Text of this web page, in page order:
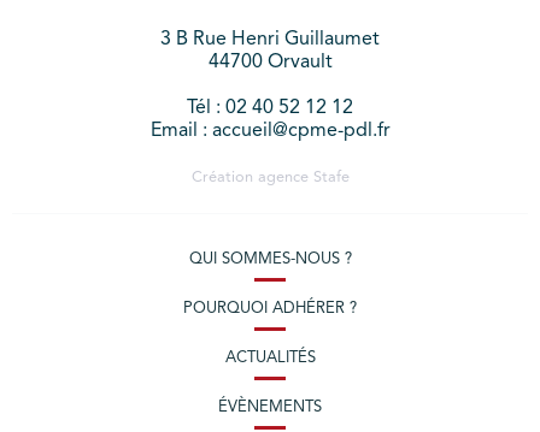
3 B Rue Henri Guillaumet
44700 Orvault
Tél : 02 40 52 12 12
Email : accueil@cpme-pdl.fr
Création agence Stafe
QUI SOMMES-NOUS ?
POURQUOI ADHÉRER ?
ACTUALITÉS
ÉVÈNEMENTS